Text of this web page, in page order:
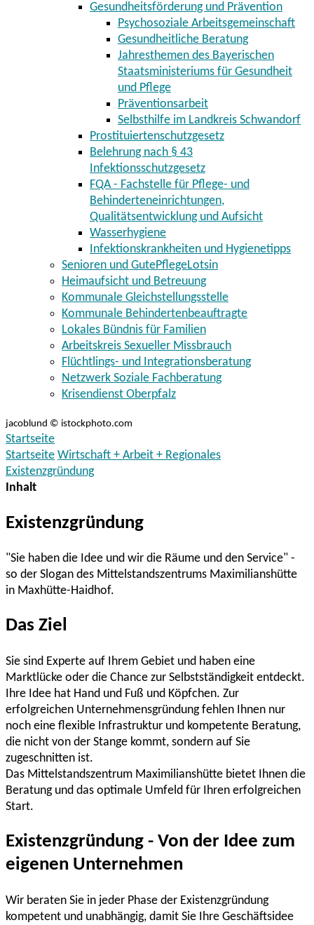
Gesundheitsförderung und Prävention
Psychosoziale Arbeitsgemeinschaft
Gesundheitliche Beratung
Jahresthemen des Bayerischen
Staatsministeriums für Gesundheit
und Pflege
Präventionsarbeit
Selbsthilfe im Landkreis Schwandorf
Prostituiertenschutzgesetz
Belehrung nach § 43
Infektionsschutzgesetz
FQA - Fachstelle für Pflege- und
Behinderteneinrichtungen,
Qualitätsentwicklung und Aufsicht
Wasserhygiene
Infektionskrankheiten und Hygienetipps
Senioren und GutePflegeLotsin
Heimaufsicht und Betreuung
Kommunale Gleichstellungsstelle
Kommunale Behindertenbeauftragte
Lokales Bündnis für Familien
Arbeitskreis Sexueller Missbrauch
Flüchtlings- und Integrationsberatung
Netzwerk Soziale Fachberatung
Krisendienst Oberpfalz
jacoblund © istockphoto.com
Startseite
Startseite Wirtschaft + Arbeit + Regionales
Existenzgründung
Inhalt
Existenzgründung
"Sie haben die Idee und wir die Räume und den Service" -
so der Slogan des Mittelstandszentrums Maximilianshütte
in Maxhütte-Haidhof.
Das Ziel
Sie sind Experte auf Ihrem Gebiet und haben eine
Marktlücke oder die Chance zur Selbstständigkeit entdeckt.
Ihre Idee hat Hand und Fuß und Köpfchen. Zur
erfolgreichen Unternehmensgründung fehlen Ihnen nur
noch eine flexible Infrastruktur und kompetente Beratung,
die nicht von der Stange kommt, sondern auf Sie
zugeschnitten ist.
Das Mittelstandszentrum Maximilianshütte bietet Ihnen die
Beratung und das optimale Umfeld für Ihren erfolgreichen
Start.
Existenzgründung - Von der Idee zum
eigenen Unternehmen
Wir beraten Sie in jeder Phase der Existenzgründung
kompetent und unabhängig, damit Sie Ihre Geschäftsidee